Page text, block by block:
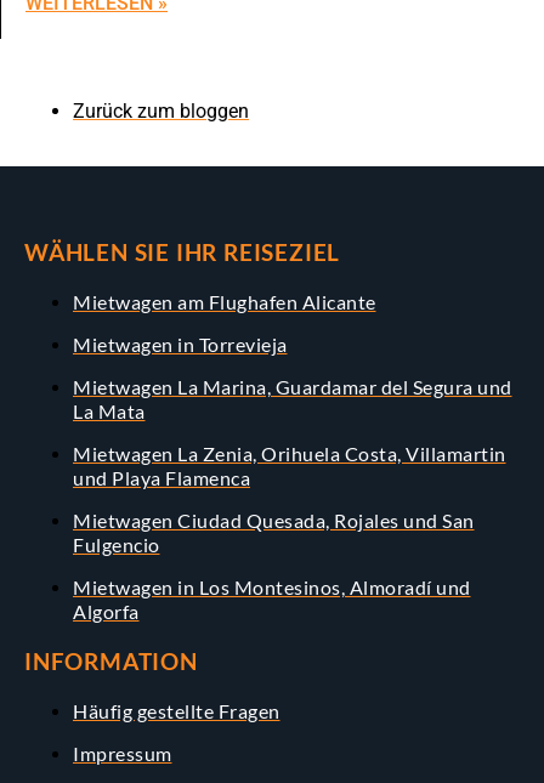
Zurück zum bloggen
WÄHLEN SIE IHR REISEZIEL
Mietwagen am Flughafen Alicante
Mietwagen in Torrevieja
Mietwagen La Marina, Guardamar del Segura und
La Mata
Mietwagen La Zenia, Orihuela Costa, Villamartin
und Playa Flamenca
Mietwagen Ciudad Quesada, Rojales und San
Fulgencio
Mietwagen in Los Montesinos, Almoradí und
Algorfa
INFORMATION
Häufig gestellte Fragen
Impressum